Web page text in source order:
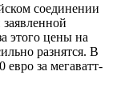
соединении
этого цены на
разнятся. В
евро за мегаватт-